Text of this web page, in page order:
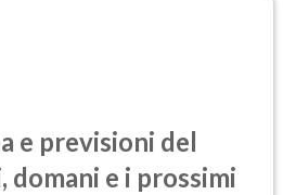
e previsioni del
domani e i prossimi